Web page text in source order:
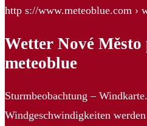
http s://www.meteoblue.com ›
Wetter Nové Město
meteoblue
Sturmbeobachtung –
Windgeschwindigkeiten